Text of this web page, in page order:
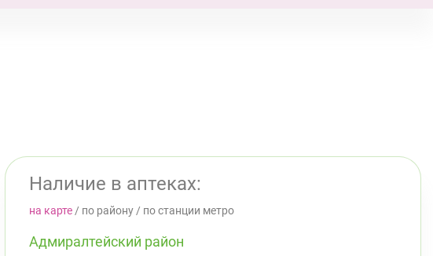
Наличие в аптеках:
на карте / по району / по станции метро
Адмиралтейский район